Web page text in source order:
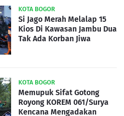
KOTA BOGOR
Si Jago Merah Melalap 15
Kios Di Kawasan Jambu Dua
Tak Ada Korban Jiwa
KOTA BOGOR
Memupuk Sifat Gotong
Royong KOREM 061/Surya
Kencana Mengadakan